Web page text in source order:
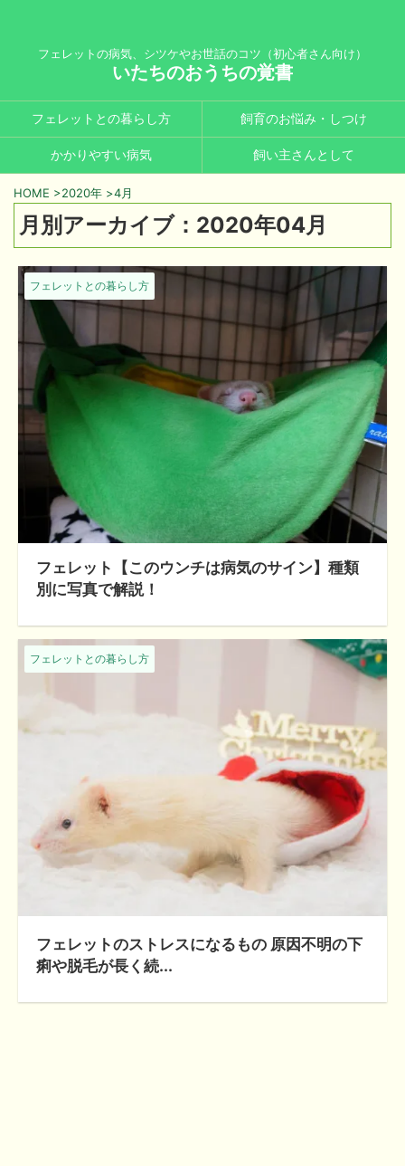
フェレットの病気、シツケやお世話のコツ（初心者さん向け）
いたちのおうちの覚書
フェレットとの暮らし方 飼育のお悩み・しつけ
かかりやすい病気 飼い主さんとして
HOME >2020年 >4月
月別アーカイブ：2020年04月
フェレットとの暮らし方
フェレット【このウンチは病気のサイン】種類
別に写真で解説！
フェレットとの暮らし方
フェレットのストレスになるもの 原因不明の下
痢や脱毛が長く続...